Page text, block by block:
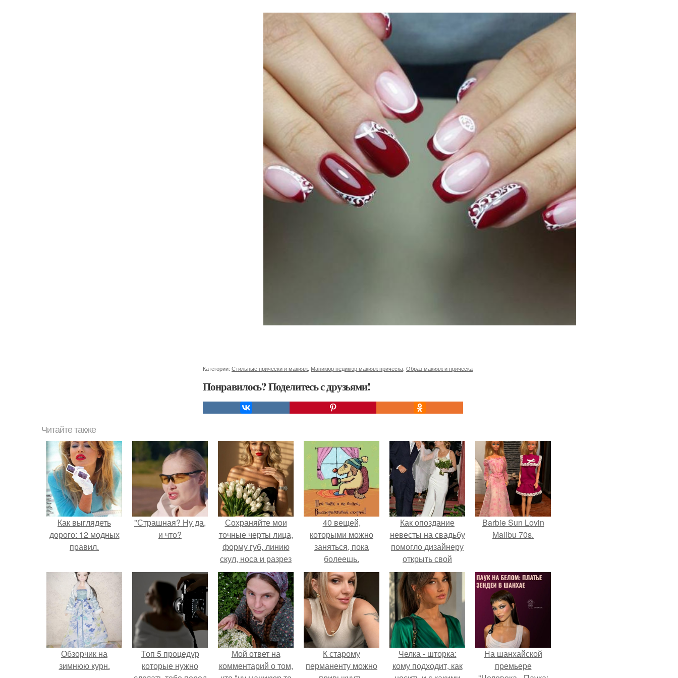
Категории: Стильные прически и макияж Маникюр педикюр макияж прическа Образ макияж и прическа
Понравилось? Поделитесь с друзьями!
Читайте также
Как выглядеть
дорого: 12 модных
правил.
"Страшная? Ну да,
и что?
Сохраняйте мои
точные черты лица,
форму губ, линию
скул, носа и разрез
глаз.
40 вещей,
которыми можно
заняться, пока
болеешь.
Как опоздание
невесты на свадьбу
помогло дизайнеру
открыть свой
бренд.
Barbie Sun Lovin
Malibu 70s.
Обзорчик на
зимнюю курн.
Топ 5 процедур
которые нужно
Мой ответ на
комментарий о том,
К старому
перманенту можно
Челка - шторка:
кому подходит, как
На шанхайской
премьере